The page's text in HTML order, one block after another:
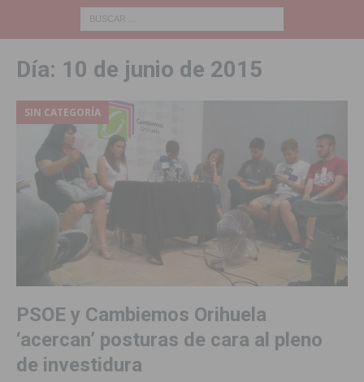
Día: 10 de junio de 2015
SIN CATEGORÍA
PSOE y Cambiemos Orihuela
‘acercan’ posturas de cara al pleno
de investidura